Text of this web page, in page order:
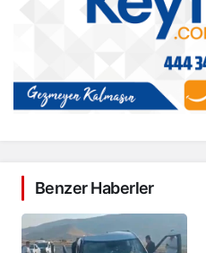
Benzer Haberler